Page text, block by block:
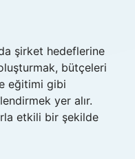
şirket hedeflerine
bütçeleri
eğitimi gibi
yer alır.
etkili bir şekilde